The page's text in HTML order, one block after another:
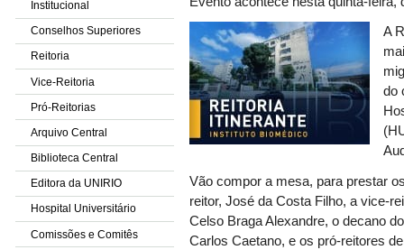
Institucional
Conselhos Superiores
Reitoria
Vice-Reitoria
Pró-Reitorias
Arquivo Central
Biblioteca Central
Editora da UNIRIO
Hospital Universitário
Comissões e Comitês
A
do
Vão compor a mesa, para prestar
reitor, José da Costa Filho, a vice-
Celso Braga Alexandre, o decano
Carlos Caetano, e os pró-reitores